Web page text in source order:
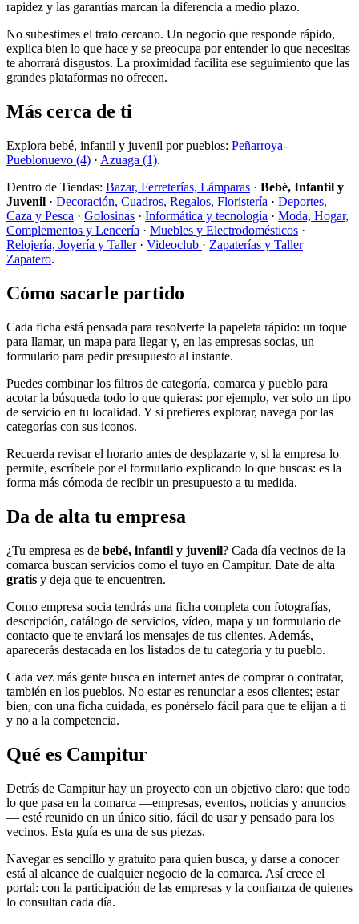
rapidez y las garantías marcan la diferencia a medio plazo.
No subestimes el trato cercano. Un negocio que responde rápido,
explica bien lo que hace y se preocupa por entender lo que necesitas
te ahorrará disgustos. La proximidad facilita ese seguimiento que las
grandes plataformas no ofrecen.
Más cerca de ti
Explora bebé, infantil y juvenil por pueblos: Peñarroya-
Pueblonuevo (4) · Azuaga (1).
Dentro de Tiendas: Bazar, Ferreterías, Lámparas · Bebé, Infantil y
Juvenil · Decoración, Cuadros, Regalos, Floristería · Deportes,
Caza y Pesca · Golosinas · Informática y tecnología · Moda, Hogar,
Complementos y Lencería · Muebles y Electrodomésticos ·
Relojería, Joyería y Taller· Videoclub · Zapaterías y Taller
Zapatero.
Cómo sacarle partido
Cada ficha está pensada para resolverte la papeleta rápido: un toque
para llamar, un mapa para llegar y, en las empresas socias, un
formulario para pedir presupuesto al instante.
Puedes combinar los filtros de categoría, comarca y pueblo para
acotar la búsqueda todo lo que quieras: por ejemplo, ver solo un tipo
de servicio en tu localidad. Y si prefieres explorar, navega por las
categorías con sus iconos.
Recuerda revisar el horario antes de desplazarte y, si la empresa lo
permite, escríbele por el formulario explicando lo que buscas: es la
forma más cómoda de recibir un presupuesto a tu medida.
Da de alta tu empresa
¿Tu empresa es de bebé, infantil y juvenil? Cada día vecinos de la
comarca buscan servicios como el tuyo en Campitur. Date de alta
gratis y deja que te encuentren.
Como empresa socia tendrás una ficha completa con fotografías,
descripción, catálogo de servicios, vídeo, mapa y un formulario de
contacto que te enviará los mensajes de tus clientes. Además,
aparecerás destacada en los listados de tu categoría y tu pueblo.
Cada vez más gente busca en internet antes de comprar o contratar,
también en los pueblos. No estar es renunciar a esos clientes; estar
bien, con una ficha cuidada, es ponérselo fácil para que te elijan a ti
y no a la competencia.
Qué es Campitur
Detrás de Campitur hay un proyecto con un objetivo claro: que todo
lo que pasa en la comarca —empresas, eventos, noticias y anuncios
— esté reunido en un único sitio, fácil de usar y pensado para los
vecinos. Esta guía es una de sus piezas.
Navegar es sencillo y gratuito para quien busca, y darse a conocer
está al alcance de cualquier negocio de la comarca. Así crece el
portal: con la participación de las empresas y la confianza de quienes
lo consultan cada día.